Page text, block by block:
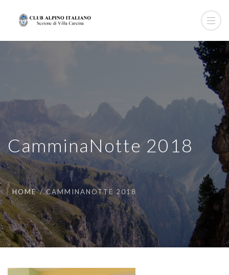
CamminaNotte 2018
HOME CAMMINANOTTE 2018